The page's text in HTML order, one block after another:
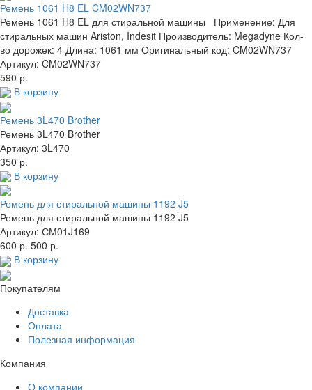
Ремень 1061 H8 EL CM02WN737
Ремень 1061 H8 EL для стиральной машины Применение: Для
стиральных машин Ariston, Indesit Производитель: Megadyne Кол-
во дорожек: 4 Длина: 1061 мм Оригинальный код: CM02WN737
Артикул: CM02WN737
590 р.
В корзину
Ремень 3L470 Brother
Ремень 3L470 Brother
Артикул: 3L470
350 р.
В корзину
Ремень для стиральной машины 1192 J5
Ремень для стиральной машины 1192 J5
Артикул: СМ01J169
600 р. 500 р.
В корзину
Покупателям
Доставка
Оплата
Полезная информация
Компания
О компании